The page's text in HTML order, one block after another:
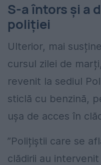
S-a întors și a
poliției
Ulterior, mai
cursul zilei de
revenit la sediul
sticlă cu benzină,
ușa de acces în
”Polițiștii care se
clădirii au